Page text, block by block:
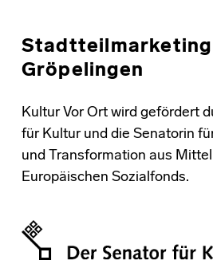
Stadtteilmarketing
Gröpelingen
Kultur Vor Ort wird gefördert
für Kultur und die Senatorin
und Transformation aus
Europäischen Sozialfonds.